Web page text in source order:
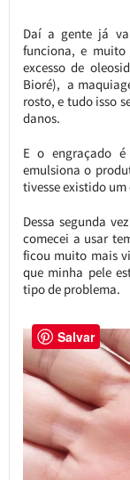
Daí a gente já
funciona, e muito
excesso de
Bioré), a
rosto, e tudo isso
danos.
E o engraçado
emulsiona o
tivesse existido
Dessa segunda
comecei a usar
ficou muito mais
que minha pele
tipo de problema.
Salvar